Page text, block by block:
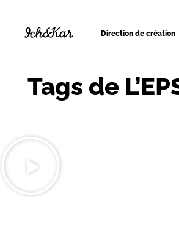
Direction de création
Tags de